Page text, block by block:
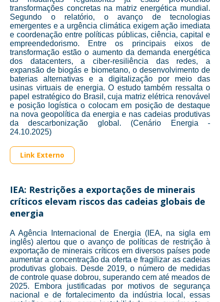
transformações concretas na matriz energética mundial.
Segundo o relatório, o avanço de tecnologias
emergentes e a urgência climática exigem ação imediata
e coordenação entre políticas públicas, ciência, capital e
empreendedorismo. Entre os principais eixos de
transformação estão o aumento da demanda energética
dos datacenters, a ciber-resiliência das redes, a
expansão de biogás e biometano, o desenvolvimento de
baterias alternativas e a digitalização por meio das
usinas virtuais de energia. O estudo também ressalta o
papel estratégico do Brasil, cuja matriz elétrica renovável
e posição logística o colocam em posição de destaque
na nova geopolítica da energia e nas cadeias produtivas
da descarbonização global. (Cenário Energia -
24.10.2025)
Link Externo
IEA: Restrições a exportações de minerais
críticos elevam riscos das cadeias globais de
energia
A Agência Internacional de Energia (IEA, na sigla em
inglês) alertou que o avanço de políticas de restrição à
exportação de minerais críticos em diversos países pode
aumentar a concentração da oferta e fragilizar as cadeias
produtivas globais. Desde 2019, o número de medidas
de controle quase dobrou, superando cem até meados de
2025. Embora justificadas por motivos de segurança
nacional e de fortalecimento da indústria local, essas